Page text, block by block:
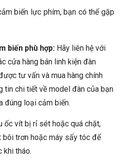
biến lực phím, bạn có thể gặp
biến phù hợp: Hãy liên hệ với
cửa hàng bán linh kiện đàn
tư vấn và mua hàng chính
tin chi tiết về model đàn của bạn
đúng loại cảm biến.
ốc vít bị rỉ sét hoặc quá chặt,
bôi trơn hoặc máy sấy tóc để
khi tháo.